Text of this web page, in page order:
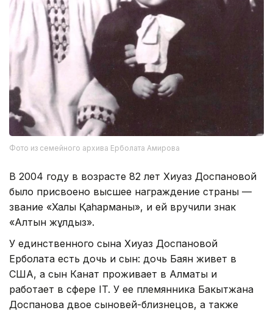
Фото из семейного архива Ерболата Амирова
В 2004 году в возрасте 82 лет Хиуаз Доспановой
было присвоено высшее награждение страны —
звание «Халық Қаһарманы», и ей вручили знак
«Алтын жұлдыз».
У единственного сына Хиуаз Доспановой
Ерболата есть дочь и сын: дочь Баян живет в
США, а сын Канат проживает в Алматы и
работает в сфере IT. У ее племянника Бакытжана
Доспанова двое сыновей-близнецов, а также